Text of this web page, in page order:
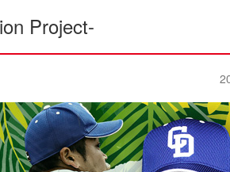
Project-